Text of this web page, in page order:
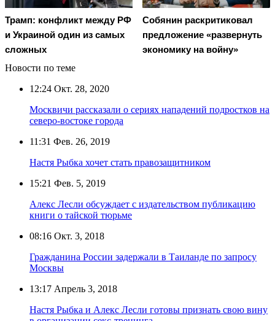
Трамп: конфликт между РФ
и Украиной один из самых
сложных
Собянин раскритиковал
предложение «развернуть
экономику на войну»
Новости по теме
12:24 Окт. 28, 2020
Москвичи рассказали о сериях нападений подростков на
северо-востоке города
11:31 Фев. 26, 2019
Настя Рыбка хочет стать правозащитником
15:21 Фев. 5, 2019
Алекс Лесли обсуждает с издательством публикацию
книги о тайской тюрьме
08:16 Окт. 3, 2018
Гражданина России задержали в Таиланде по запросу
Москвы
13:17 Апрель 3, 2018
Настя Рыбка и Алекс Лесли готовы признать свою вину